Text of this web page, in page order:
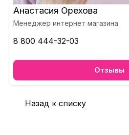
Анастасия Орехова
Менеджер интернет магазина
8 800 444-32-03
Отзывы
Назад к списку